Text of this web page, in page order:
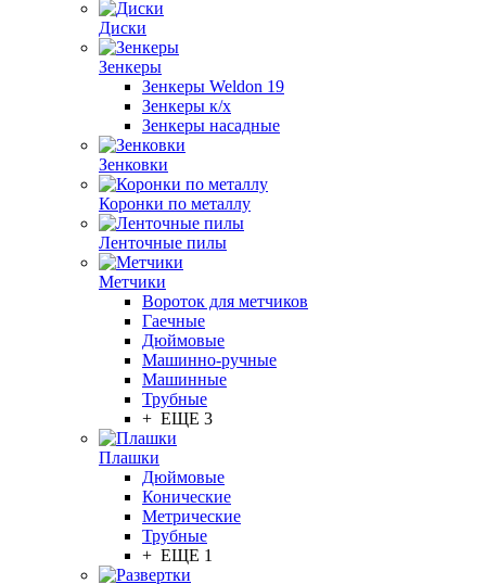
Диски
Зенкеры
Зенкеры Weldon 19
Зенкеры к/х
Зенкеры насадные
Зенковки
Коронки по металлу
Ленточные пилы
Метчики
Вороток для метчиков
Гаечные
Дюймовые
Машинно-ручные
Машинные
Трубные
+ ЕЩЕ 3
Плашки
Дюймовые
Конические
Метрические
Трубные
+ ЕЩЕ 1